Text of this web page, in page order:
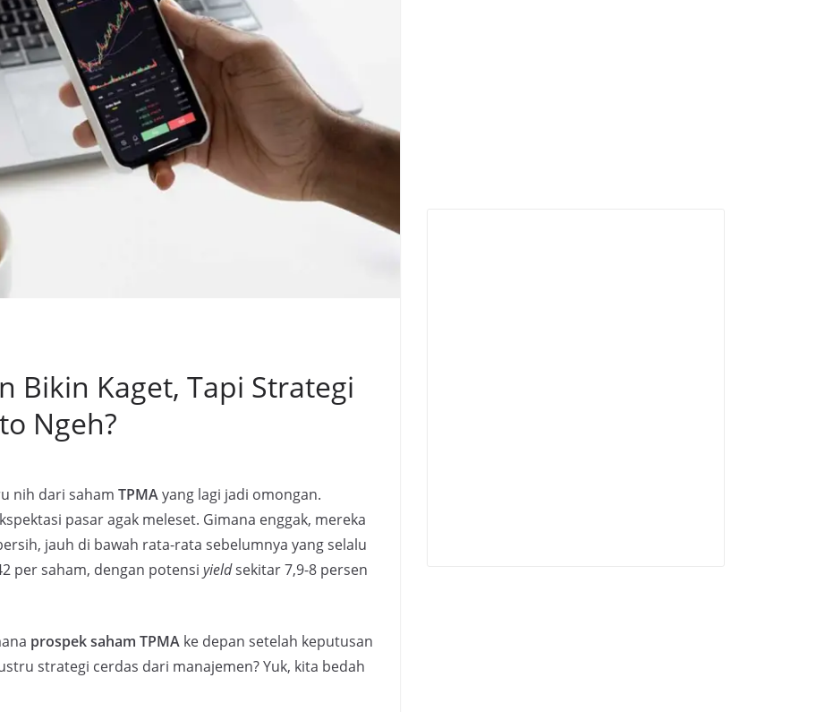
Bikin Kaget, Tapi Strategi
Ngeh?
nih dari saham TPMAyang lagi jadi omongan.
pasar agak meleset. Gimana enggak, mereka
jauh di bawah rata-rata sebelumnya yang selalu
per saham, dengan potensi yieldsekitar 7,9-8 persen
prospek saham TPMA ke depan setelah keputusan
strategi cerdas dari manajemen? Yuk, kita bedah